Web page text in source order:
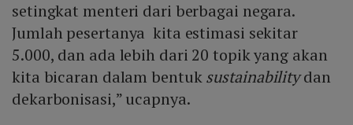
setingkat menteri dari berbagai negara.
Jumlah pesertanya kita estimasi sekitar
5.000, dan ada lebih dari 20 topik yang akan
kita bicaran dalam bentuksustainabilitydan
dekarbonisasi,” ucapnya.